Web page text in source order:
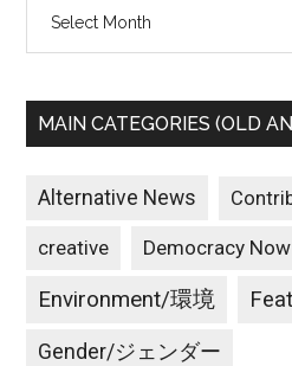
MAIN CATEGORIES (OLD
Alternative News
creative Democracy Now
Environment/環境
Gender/ジェンダー